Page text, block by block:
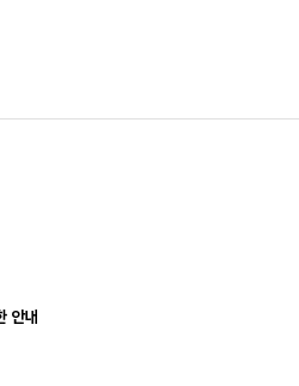
안내